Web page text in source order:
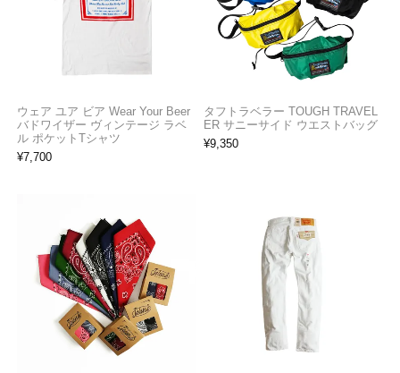
ウェア ユア ビア Wear Your Beer
バドワイザー ヴィンテージ ラベ
ル ポケットTシャツ
¥7,700
タフトラベラー TOUGH TRAVEL
ER サニーサイド ウエストバッグ
¥9,350